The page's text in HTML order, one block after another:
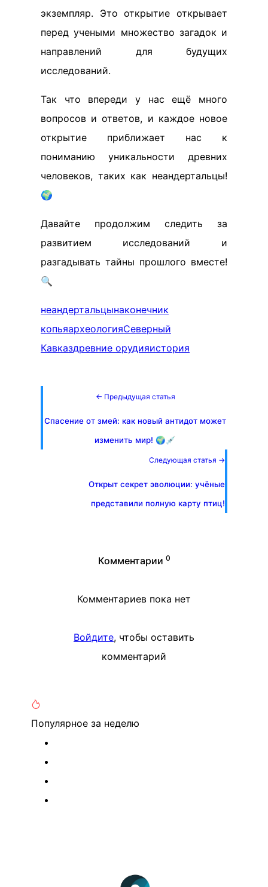
экземпляр. Это открытие открывает
перед учеными множество загадок и
направлений для будущих
исследований.
Так что впереди у нас ещё много
вопросов и ответов, и каждое новое
открытие приближает нас к
пониманию уникальности древних
человеков, таких как неандертальцы!
🌍
Давайте продолжим следить за
развитием исследований и
разгадывать тайны прошлого вместе!
🔍
неандертальцынаконечник
копьяархеологияСеверный
Кавказдревние орудияистория
← Предыдущая статья
Спасение от змей: как новый антидот может
изменить мир! 🌍💉
Следующая статья →
Открыт секрет эволюции: учёные
представили полную карту птиц!
Комментарии 0
Комментариев пока нет
Войдите, чтобы оставить
комментарий
Популярное за неделю